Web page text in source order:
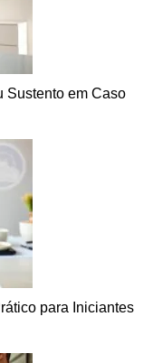
Sustento em Caso
para Iniciantes